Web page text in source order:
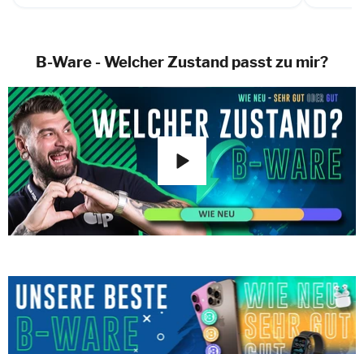
B-Ware - Welcher Zustand passt zu mir?